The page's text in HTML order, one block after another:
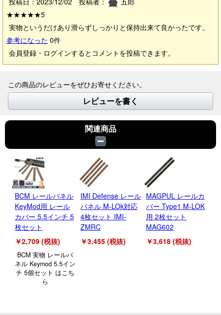
★★★★★5
実物というだけあり滑らずしっかりと保持出来て良かったです。
参考になった 0件
会員登録・ログインするとコメントを投稿できます。
この商品のレビューをぜひお寄せください。
レビューを書く
関連商品
BCM レールパネル
KeyMod用 レール
カバー 5.5インチ 5
枚セット
￥2,709 (税抜)
BCM 実物 レールパ
ネル Keymod 5.5イン
チ 5個セット はこち
ら
IMI Defense レール
パネル M-LOk対応
4枚セット IMI-
ZMRC
￥3,455 (税抜)
MAGPUL レールカ
バー Type1 M-LOK
用 2枚セット
MAG602
￥3,618 (税抜)